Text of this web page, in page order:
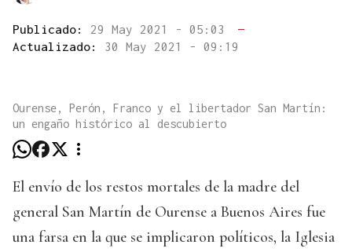
Publicado: 29 May 2021 - 05:03
—
Actualizado: 30 May 2021 - 09:19
Ourense, Perón, Franco y el libertador San Martín:
un engaño histórico al descubierto
El envío de los restos mortales de la madre del
general San Martín de Ourense a Buenos Aires fue
una farsa en la que se implicaron políticos, la Iglesia